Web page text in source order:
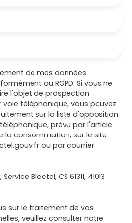
de mes données
au RGPD. Si vous ne
l'objet de prospection
téléphonique, vous pouvez
sur la liste d'opposition
prévu par l'article
la consommation, sur le site
ou par courrier
Bloctel, CS 61311, 41013
sur le traitement de vos
veuillez consulter notre